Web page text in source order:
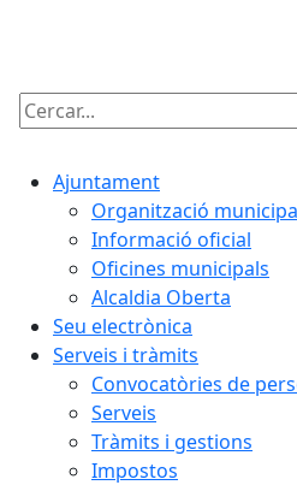
Cercar:
Ajuntament
Organització
Informació oficial
Oficines municipals
Alcaldia Oberta
Seu electrònica
Serveis i tràmits
Convocatòries de
Serveis
Tràmits i gestions
Impostos